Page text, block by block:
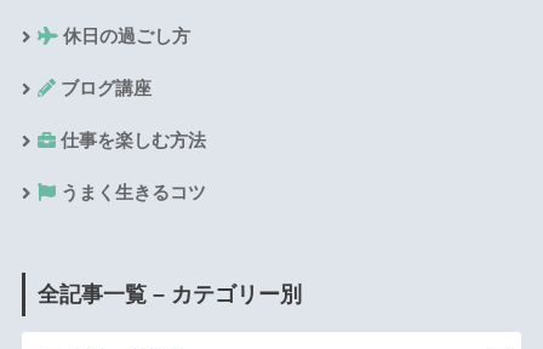
休日の過ごし方
ブログ講座
仕事を楽しむ方法
うまく生きるコツ
全記事一覧 – カテゴリー別